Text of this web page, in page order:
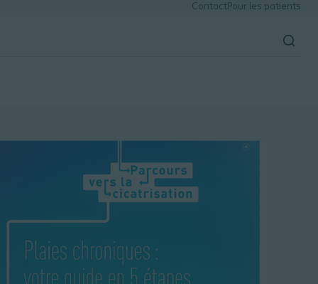
ContactPour les patients